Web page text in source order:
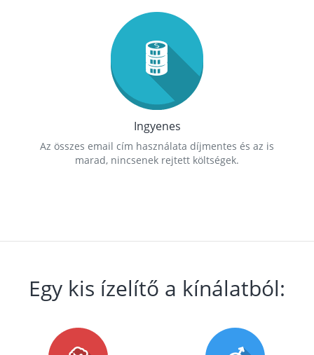
Ingyenes
Az összes email cím használata díjmentes és az is
marad, nincsenek rejtett költségek.
Egy kis ízelítő a kínálatból: